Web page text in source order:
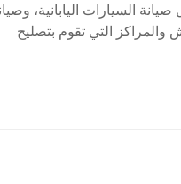
السيارات اليابانية،
التي تقوم بتصليح